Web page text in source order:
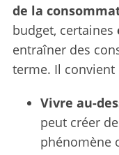
de la
budget, certaines
entraîner des
terme. Il convient
Vivre au-
peut créer
phénomène